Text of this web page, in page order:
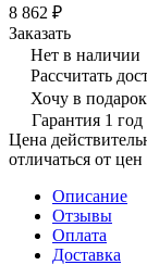
8 862 ₽
Заказать
Нет в наличии
Рассчитать
Хочу в подарок
Гарантия 1 год
Цена
отличаться от
Описание
Отзывы
Оплата
Доставка